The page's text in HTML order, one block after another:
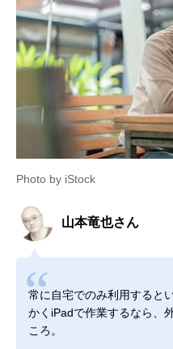
Photo by iStock
山本竜也さん
常に自宅でのみ利用すると
かくiPadで作業するなら、
ころ。